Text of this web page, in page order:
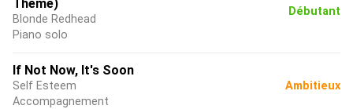
Theme)
Blonde Redhead
Piano solo
Débutant
If Not Now, It's Soon
Self Esteem
Accompagnement
Ambitieux